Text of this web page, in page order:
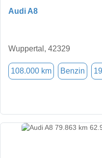
Audi A8
Wuppertal, 42329
108.000 km Benzin